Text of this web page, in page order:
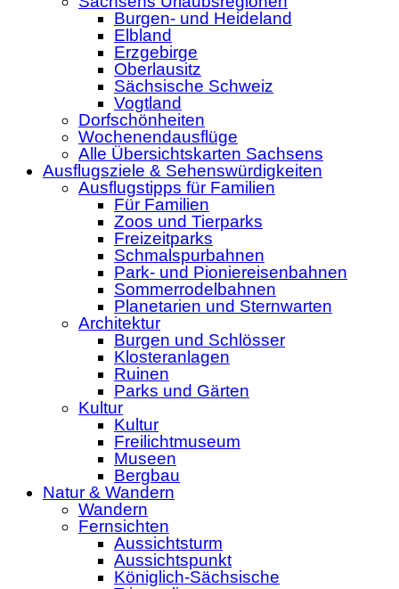
Burgen- und Heideland
Elbland
Erzgebirge
Oberlausitz
Sächsische Schweiz
Vogtland
Dorfschönheiten
Wochenendausflüge
Alle Übersichtskarten Sachsens
Ausflugsziele & Sehenswürdigkeiten
Ausflugstipps für Familien
Für Familien
Zoos und Tierparks
Freizeitparks
Schmalspurbahnen
Park- und Pioniereisenbahnen
Sommerrodelbahnen
Planetarien und Sternwarten
Architektur
Burgen und Schlösser
Klosteranlagen
Ruinen
Parks und Gärten
Kultur
Kultur
Freilichtmuseum
Museen
Bergbau
Natur & Wandern
Wandern
Fernsichten
Aussichtsturm
Aussichtspunkt
Königlich-Sächsische